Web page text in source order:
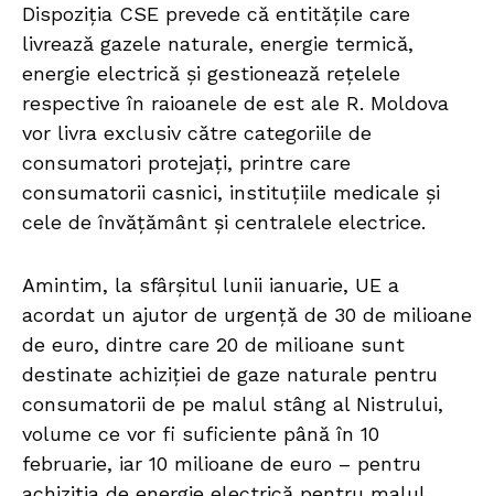
Dispoziția CSE prevede că entitățile care
livrează gazele naturale, energie termică,
energie electrică și gestionează rețelele
respective în raioanele de est ale R. Moldova
vor livra exclusiv către categoriile de
consumatori protejați, printre care
consumatorii casnici, instituțiile medicale și
cele de învățământ și centralele electrice.
Amintim, la sfârșitul lunii ianuarie, UE a
acordat un ajutor de urgență de 30 de milioane
de euro, dintre care 20 de milioane sunt
destinate achiziției de gaze naturale pentru
consumatorii de pe malul stâng al Nistrului,
volume ce vor fi suficiente până în 10
februarie, iar 10 milioane de euro – pentru